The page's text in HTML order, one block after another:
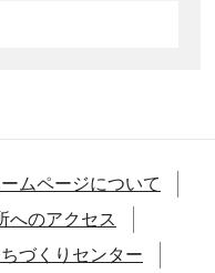
ムページについて
へのアクセス
ちづくりセンター